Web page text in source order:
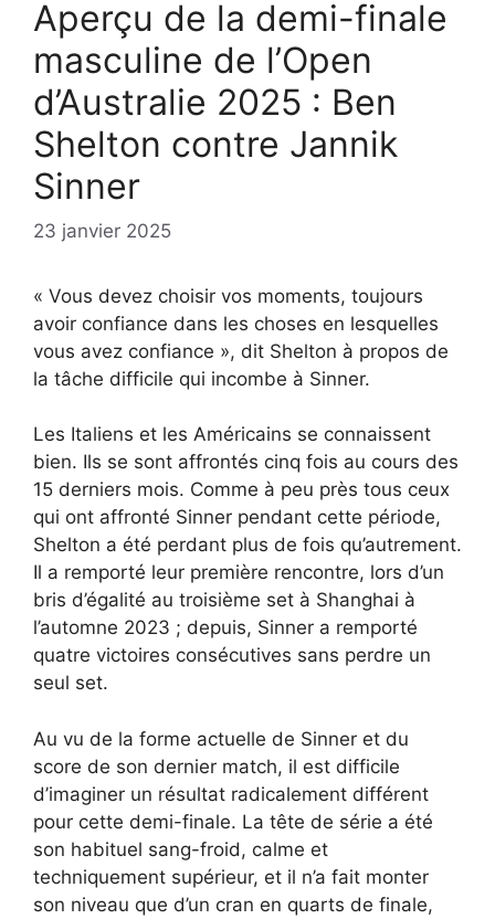
Aperçu de la demi-finale
masculine de l’Open
d’Australie 2025 : Ben
Shelton contre Jannik
Sinner
23 janvier 2025
« Vous devez choisir vos moments, toujours
avoir confiance dans les choses en lesquelles
vous avez confiance », dit Shelton à propos de
la tâche difficile qui incombe à Sinner.
Les Italiens et les Américains se connaissent
bien. Ils se sont affrontés cinq fois au cours des
15 derniers mois. Comme à peu près tous ceux
qui ont affronté Sinner pendant cette période,
Shelton a été perdant plus de fois qu’autrement.
Il a remporté leur première rencontre, lors d’un
bris d’égalité au troisième set à Shanghai à
l’automne 2023 ; depuis, Sinner a remporté
quatre victoires consécutives sans perdre un
seul set.
Au vu de la forme actuelle de Sinner et du
score de son dernier match, il est difficile
d’imaginer un résultat radicalement différent
pour cette demi-finale. La tête de série a été
son habituel sang-froid, calme et
techniquement supérieur, et il n’a fait monter
son niveau que d’un cran en quarts de finale,